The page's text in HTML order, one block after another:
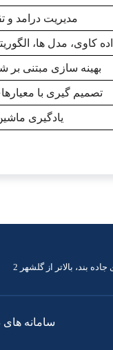
مدیریت درامد و
کاوی، مدل ها،
بهینه سازی مبتنی بر
تصمیم گیری با
یادگیری
بند، بالاتر از گلشهر 2
سامانه های